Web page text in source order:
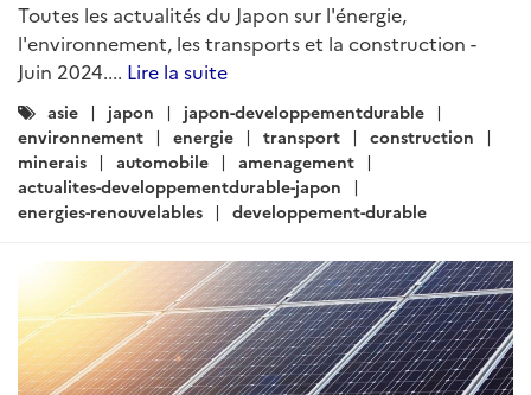
Toutes les actualités du Japon sur l'énergie,
l'environnement, les transports et la construction -
Juin 2024.... Lire la suite
Catégories
:
asie japon
japon-developpementdurable
environnement
energie transport
construction
minerais
automobile
amenagement
actualites-developpementdurable-japon
energies-renouvelables
developpement-durable